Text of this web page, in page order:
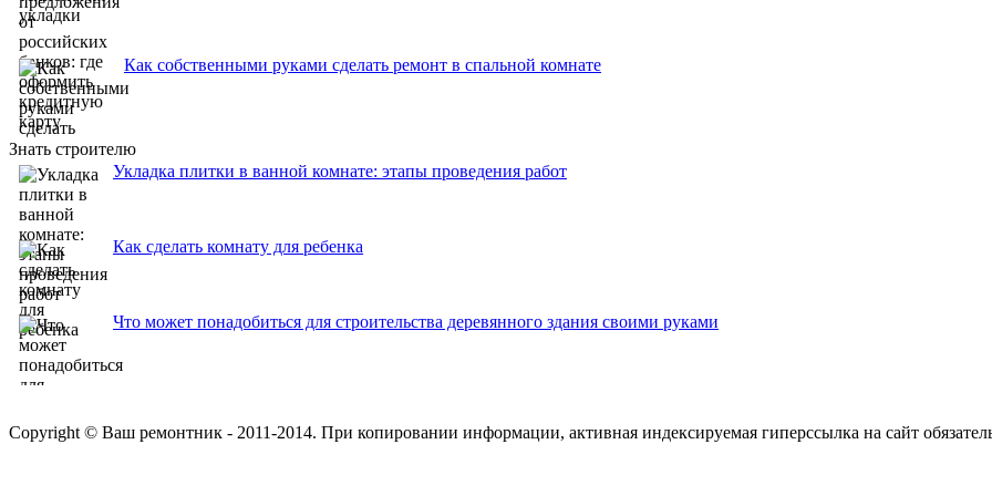
Как собственными руками сделать ремонт в спальной комнате
Знать строителю
Укладка плитки в ванной комнате: этапы проведения работ
Как сделать комнату для ребенка
Что может понадобиться для строительства деревянного здания своими руками
Copyright © Ваш ремонтник - 2011-2014. При копировании информации, активная индексируемая гиперссылка на сайт